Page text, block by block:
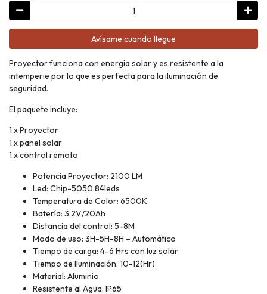
Avísame cuando llegue
Proyector funciona con energía solar y es resistente a la
intemperie por lo que es perfecta para la iluminación de
seguridad.
El paquete incluye:
1 x Proyector
1 x panel solar
1 x control remoto
Potencia Proyector: 2100 LM
Led: Chip-5050 84leds
Temperatura de Color: 6500K
Batería: 3.2V/20Ah
Distancia del control: 5-8M
Modo de uso: 3H-5H-8H – Automático
Tiempo de carga: 4-6 Hrs con luz solar
Tiempo de Iluminación: 10-12(Hr)
Material: Aluminio
Resistente al Agua: IP65